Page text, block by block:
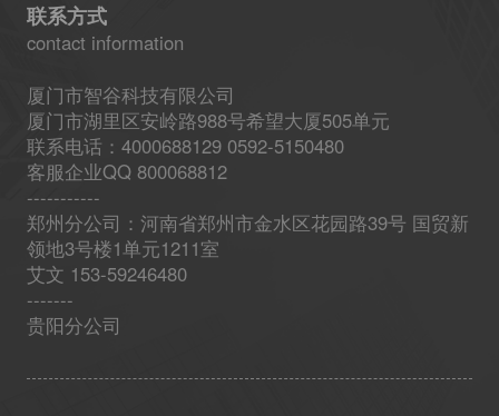
联系方式
contact information
厦门市智谷科技有限公司
厦门市湖里区安岭路988号希望大厦505单元
联系电话：4000688129 0592-5150480
客服企业QQ 800068812
-----------
郑州分公司：河南省郑州市金水区花园路39号 国贸新
领地3号楼1单元1211室
艾文 153-59246480
-------
贵阳分公司